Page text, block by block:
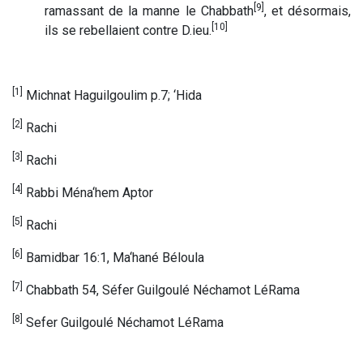
ramassant de la manne le Chabbath [9] , et désormais,
ils se rebellaient contre D.ieu. [10]
[1] Michnat Haguilgoulim p.7; ‘Hida
[2] Rachi
[3] Rachi
[4] Rabbi Ména‘hem Aptor
[5] Rachi
[6] Bamidbar 16:1, Ma‘hané Béloula
[7] Chabbath 54, Séfer Guilgoulé Néchamot LéRama
[8] Sefer Guilgoulé Néchamot LéRama